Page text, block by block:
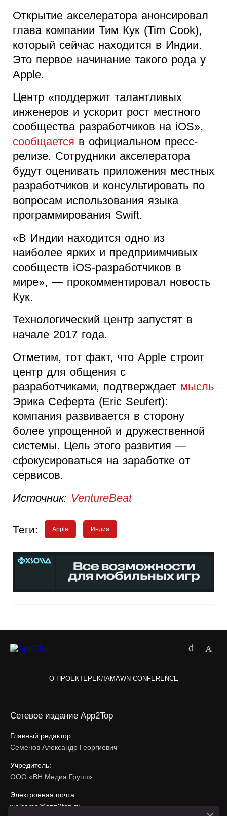
Открытие акселератора анонсировал
глава компании Тим Кук (Tim Cook),
который сейчас находится в Индии.
Это первое начинание такого рода у
Apple.
Центр «поддержит талантливых
инженеров и ускорит рост местного
сообщества разработчиков на iOS»,
сообщается в официальном пресс-
релизе. Сотрудники акселератора
будут оценивать приложения местных
разработчиков и консультировать по
вопросам использования языка
программирования Swift.
«В Индии находится одно из
наиболее ярких и предприимчивых
сообществ iOS-разработчиков в
мире», — прокомментировал новость
Кук.
Технологический центр запустят в
начале 2017 года.
Отметим, тот факт, что Apple строит
центр для общения с
разработчиками, подтверждает мысль
Эрика Сеферта (Eric Seufert):
компания развивается в сторону
более упрощенной и дружественной
системы. Цель этого развития —
сфокусироваться на заработке от
сервисов.
Источник: VentureBeat
Теги: Apple Индия
О ПРОЕКТЕ РЕКЛАМАWN CONFERENCE
Сетевое издание App2Top
Главный редактор:
Семенов Александр Георгиевич
Учредитель:
ООО «ВН Медиа Групп»
Электронная почта:
welcome@app2top.ru